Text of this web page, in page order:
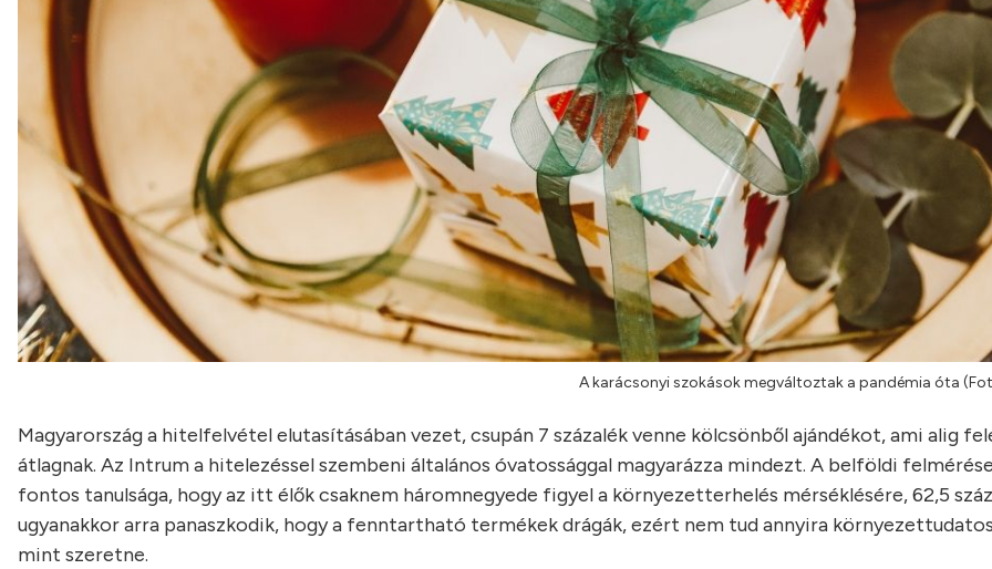
A karácsonyi szokások megváltoztak a pandémia óta
Magyarország a hitelfelvétel elutasításában vezet, csupán 7 százalék venne kölcsönből ajándékot, ami alig
átlagnak. Az Intrum a hitelezéssel szembeni általános óvatossággal magyarázza mindezt. A belföldi
fontos tanulsága, hogy az itt élők csaknem háromnegyede figyel a környezetterhelés mérséklésére, 62,5
ugyanakkor arra panaszkodik, hogy a fenntartható termékek drágák, ezért nem tud annyira
mint szeretne.